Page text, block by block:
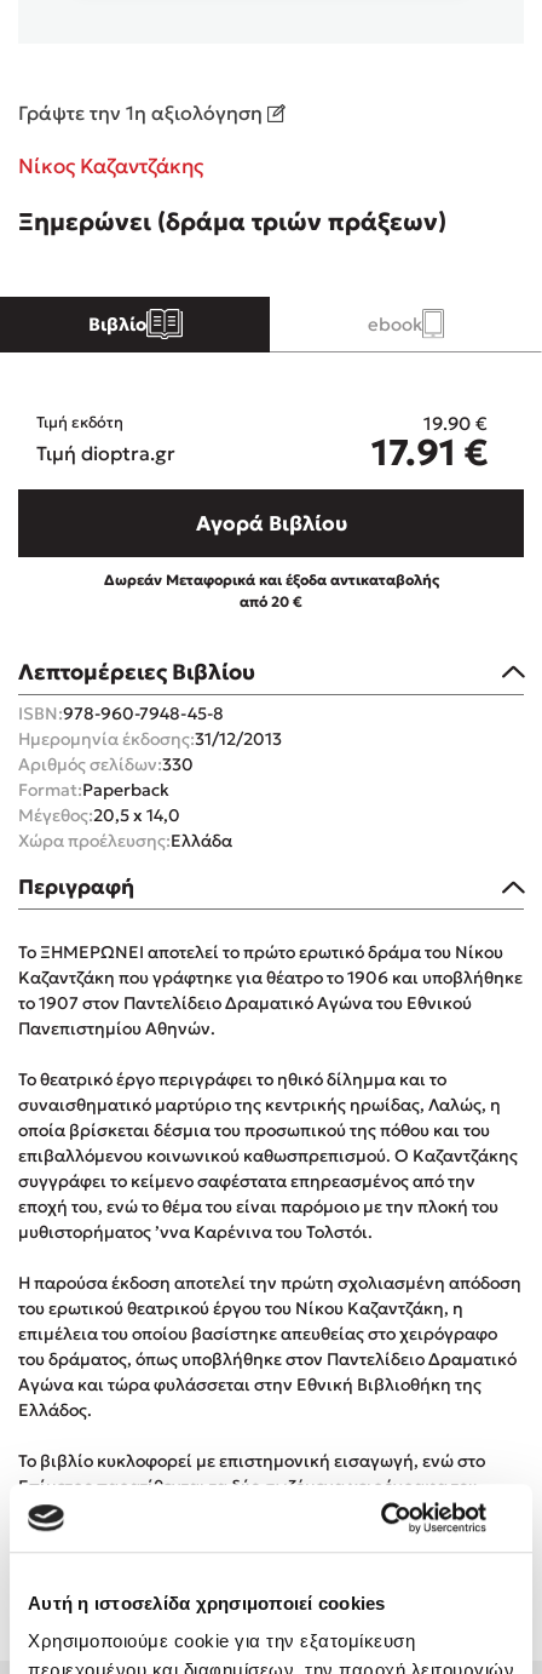
Αυτή η ιστοσελίδα χρησιμοποιεί cookies
Χρησιμοποιούμε cookie για την εξατομίκευση
Κώστας Κρομμύδας
Το λιμάνι μου είσαι εσύ
Ιωάννης Γλωσσόπουλος
Δανάη Δεληγεώργη
Πάνω, κάτω, μπροστά, πίσω
Mel Robbins
Η μέθοδος Αφήστε τους
Δημοφιλείς Συγγραφείς
Παύλος Καστανάς
El Sombrero
Στέφανος Ξενάκης
Sebastian Fitzek
Freida McFadden
Lucinda Riley
Mimi Matthews
Benzamin Bécue
Rebecca Yarros
Teo Benedetti
Τζένη Κουτσοδημητροπούλου
Emily Henry
Ali Hazelwood
Cori Doerrfeld
Pierdomenico Baccalario
Γράψτε την 1η αξιολόγηση
Νίκος Καζαντζάκης
Ξημερώνει (δράμα τριών πράξεων)
Βιβλίο ebook
Λεπτομέρειες Βιβλίου
ISBN:978-960-7948-45-8
Ημερομηνία έκδοσης:31/12/2013
Αριθμός σελίδων:330
Format:Paperback
Μέγεθος:20,5 x 14,0
Χώρα προέλευσης:Ελλάδα
Τιμή εκδότη 19.90 €
Τιμή dioptra.gr 17.91 €
Αγορά Βιβλίου
Δωρεάν Μεταφορικά και έξοδα αντικαταβολής
από 20 €
Περιγραφή
Το ΞΗΜΕΡΩΝΕΙ αποτελεί το πρώτο ερωτικό δράμα του Νίκου
Καζαντζάκη που γράφτηκε για θέατρο το 1906 και υποβλήθηκε
το 1907 στον Παντελίδειο Δραματικό Αγώνα του Εθνικού
Πανεπιστημίου Αθηνών.
Το θεατρικό έργο περιγράφει το ηθικό δίλημμα και το
συναισθηματικό μαρτύριο της κεντρικής ηρωίδας, Λαλώς, η
οποία βρίσκεται δέσμια του προσωπικού της πόθου και του
επιβαλλόμενου κοινωνικού καθωσπρεπισμού. Ο Καζαντζάκης
συγγράφει το κείμενο σαφέστατα επηρεασμένος από την
εποχή του, ενώ το θέμα του είναι παρόμοιο με την πλοκή του
μυθιστορήματος ʼννα Καρένινα του Τολστόι.
Η παρούσα έκδοση αποτελεί την πρώτη σχολιασμένη απόδοση
του ερωτικού θεατρικού έργου του Νίκου Καζαντζάκη, η
επιμέλεια του οποίου βασίστηκε απευθείας στο χειρόγραφο
του δράματος, όπως υποβλήθηκε στον Παντελίδειο Δραματικό
Αγώνα και τώρα φυλάσσεται στην Εθνική Βιβλιοθήκη της
Ελλάδος.
Το βιβλίο κυκλοφορεί με επιστημονική εισαγωγή, ενώ στο
Επίμετρο παρατίθενται τα δύο σωζόμενα χειρόγραφα του
θεατρικού έργου, ένα σύντομο σημείωμα των επιμελητών,
καθώς και πλούσιο πληροφοριακό υλικό.
Αξιολογήσεις